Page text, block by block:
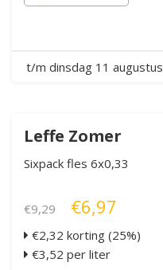
t/m dinsdag 11 augustus
Leffe Zomer
Sixpack fles 6x0,33
€9,29 €6,97
€2,32 korting (25%)
€3,52 per liter